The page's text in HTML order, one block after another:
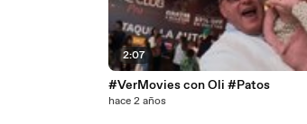
2:07
#VerMovies con Oli #Patos
hace 2 años